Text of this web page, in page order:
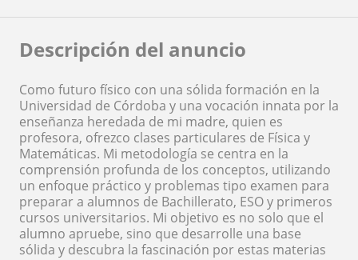
Descripción del anuncio
Como futuro físico con una sólida formación en la
Universidad de Córdoba y una vocación innata por la
enseñanza heredada de mi madre, quien es
profesora, ofrezco clases particulares de Física y
Matemáticas. Mi metodología se centra en la
comprensión profunda de los conceptos, utilizando
un enfoque práctico y problemas tipo examen para
preparar a alumnos de Bachillerato, ESO y primeros
cursos universitarios. Mi objetivo es no solo que el
alumno apruebe, sino que desarrolle una base
sólida y descubra la fascinación por estas materias